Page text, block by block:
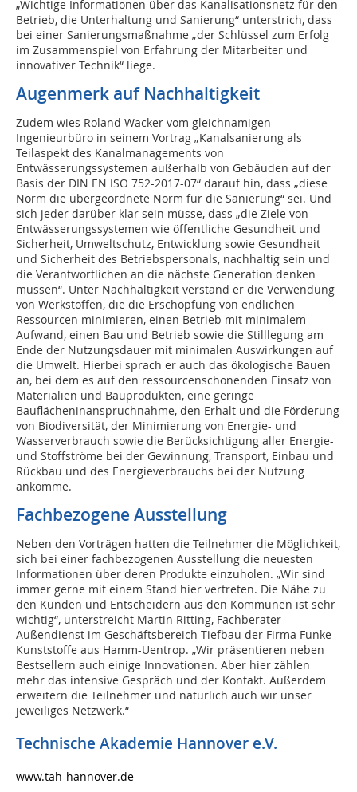
„Wichtige Informationen über das Kanalisationsnetz für den
Betrieb, die Unterhaltung und Sanierung“ unterstrich, dass
bei einer Sanierungsmaßnahme „der Schlüssel zum Erfolg
im Zusammenspiel von Erfahrung der Mitarbeiter und
innovativer Technik“ liege.
Augenmerk auf Nachhaltigkeit
Zudem wies Roland Wacker vom gleichnamigen
Ingenieurbüro in seinem Vortrag „Kanalsanierung als
Teilaspekt des Kanalmanagements von
Entwässerungssystemen außerhalb von Gebäuden auf der
Basis der DIN EN ISO 752-2017-07“ darauf hin, dass „diese
Norm die übergeordnete Norm für die Sanierung“ sei. Und
sich jeder darüber klar sein müsse, dass „die Ziele von
Entwässerungssystemen wie öffentliche Gesundheit und
Sicherheit, Umweltschutz, Entwicklung sowie Gesundheit
und Sicherheit des Betriebspersonals, nachhaltig sein und
die Verantwortlichen an die nächste Generation denken
müssen“. Unter Nachhaltigkeit verstand er die Verwendung
von Werkstoffen, die die Erschöpfung von endlichen
Ressourcen minimieren, einen Betrieb mit minimalem
Aufwand, einen Bau und Betrieb sowie die Stilllegung am
Ende der Nutzungsdauer mit minimalen Auswirkungen auf
die Umwelt. Hierbei sprach er auch das ökologische Bauen
an, bei dem es auf den ressourcenschonenden Einsatz von
Materialien und Bauprodukten, eine geringe
Bauflächeninanspruchnahme, den Erhalt und die Förderung
von Biodiversität, der Minimierung von Energie- und
Wasserverbrauch sowie die Berücksichtigung aller Energie-
und Stoffströme bei der Gewinnung, Transport, Einbau und
Rückbau und des Energieverbrauchs bei der Nutzung
ankomme.
Fachbezogene Ausstellung
Neben den Vorträgen hatten die Teilnehmer die Möglichkeit,
sich bei einer fachbezogenen Ausstellung die neuesten
Informationen über deren Produkte einzuholen. „Wir sind
immer gerne mit einem Stand hier vertreten. Die Nähe zu
den Kunden und Entscheidern aus den Kommunen ist sehr
wichtig“, unterstreicht Martin Ritting, Fachberater
Außendienst im Geschäftsbereich Tiefbau der Firma Funke
Kunststoffe aus Hamm-Uentrop. „Wir präsentieren neben
Bestsellern auch einige Innovationen. Aber hier zählen
mehr das intensive Gespräch und der Kontakt. Außerdem
erweitern die Teilnehmer und natürlich auch wir unser
jeweiliges Netzwerk.“
Technische Akademie Hannover e.V.
www.tah-hannover.de